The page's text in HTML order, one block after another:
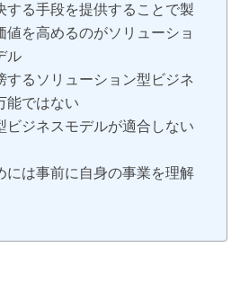
する手段を提供することで製
値を高めるのがソリューショ
ル
するソリューション型ビジネ
能ではない
ビジネスモデルが適合しない
には事前に自身の事業を理解